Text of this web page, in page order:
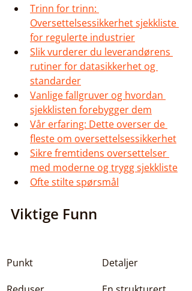
Trinn for trinn:
Oversettelsessikkerhet sjekkliste
for regulerte industrier
Slik vurderer du leverandørens
rutiner for datasikkerhet og
standarder
Vanlige fallgruver og hvordan
sjekklisten forebygger dem
Vår erfaring: Dette overser de
fleste om oversettelsessikkerhet
Sikre fremtidens oversettelser
med moderne og trygg sjekkliste
Ofte stilte spørsmål
Viktige Funn
Punkt
Detaljer